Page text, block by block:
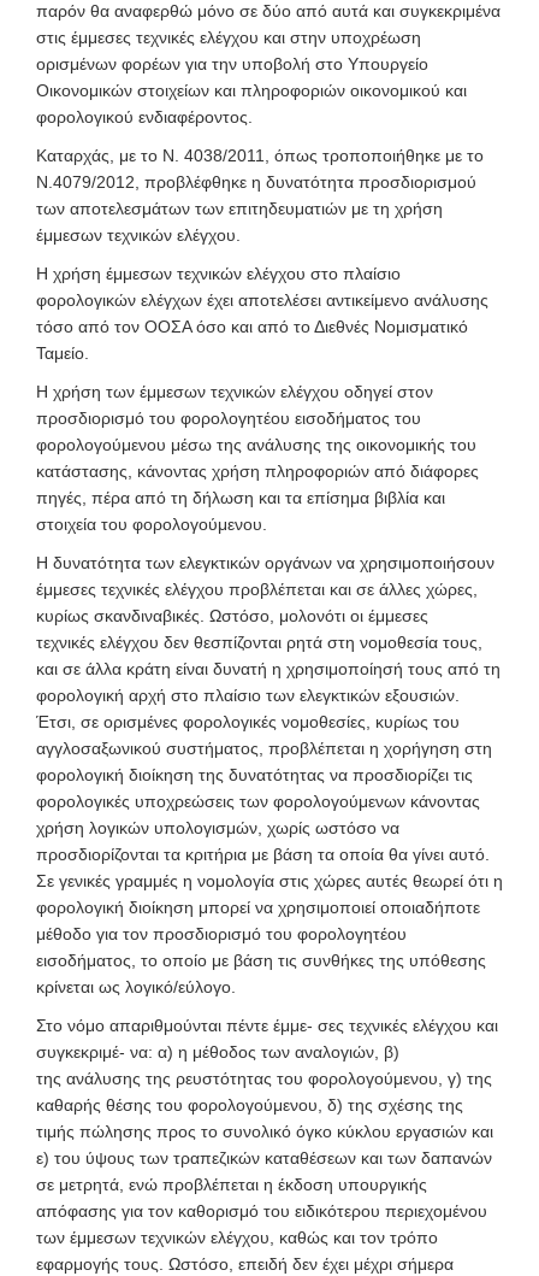
παρόν θα αναφερθώ μόνο σε δύο από αυτά και συγκεκριμένα
στις έμμεσες τεχνικές ελέγχου και στην υποχρέωση
ορισμένων φορέων για την υποβολή στο Υπουργείο
Οικονομικών στοιχείων και πληροφοριών οικονομικού και
φορολογικού ενδιαφέροντος.
Καταρχάς, με το Ν. 4038/2011, όπως τροποποιήθηκε με το
Ν.4079/2012, προβλέφθηκε η δυνατότητα προσδιορισμού
των αποτελεσμάτων των επιτηδευματιών με τη χρήση
έμμεσων τεχνικών ελέγχου.
Η χρήση έμμεσων τεχνικών ελέγχου στο πλαίσιο
φορολογικών ελέγχων έχει αποτελέσει αντικείμενο ανάλυσης
τόσο από τον ΟΟΣΑ όσο και από το Διεθνές Νομισματικό
Ταμείο.
Η χρήση των έμμεσων τεχνικών ελέγχου οδηγεί στον
προσδιορισμό του φορολογητέου εισοδήματος του
φορολογούμενου μέσω της ανάλυσης της οικονομικής του
κατάστασης, κάνοντας χρήση πληροφοριών από διάφορες
πηγές, πέρα από τη δήλωση και τα επίσημα βιβλία και
στοιχεία του φορολογούμενου.
Η δυνατότητα των ελεγκτικών οργάνων να χρησιμοποιήσουν
έμμεσες τεχνικές ελέγχου προβλέπεται και σε άλλες χώρες,
κυρίως σκανδιναβικές. Ωστόσο, μολονότι οι έμμεσες
τεχνικές ελέγχου δεν θεσπίζονται ρητά στη νομοθεσία τους,
και σε άλλα κράτη είναι δυνατή η χρησιμοποίησή τους από τη
φορολογική αρχή στο πλαίσιο των ελεγκτικών εξουσιών.
Έτσι, σε ορισμένες φορολογικές νομοθεσίες, κυρίως του
αγγλοσαξωνικού συστήματος, προβλέπεται η χορήγηση στη
φορολογική διοίκηση της δυνατότητας να προσδιορίζει τις
φορολογικές υποχρεώσεις των φορολογούμενων κάνοντας
χρήση λογικών υπολογισμών, χωρίς ωστόσο να
προσδιορίζονται τα κριτήρια με βάση τα οποία θα γίνει αυτό.
Σε γενικές γραμμές η νομολογία στις χώρες αυτές θεωρεί ότι η
φορολογική διοίκηση μπορεί να χρησιμοποιεί οποιαδήποτε
μέθοδο για τον προσδιορισμό του φορολογητέου
εισοδήματος, το οποίο με βάση τις συνθήκες της υπόθεσης
κρίνεται ως λογικό/εύλογο.
Στο νόμο απαριθμούνται πέντε έμμε- σες τεχνικές ελέγχου και
συγκεκριμέ- να: α) η μέθοδος των αναλογιών, β)
της ανάλυσης της ρευστότητας του φορολογούμενου, γ) της
καθαρής θέσης του φορολογούμενου, δ) της σχέσης της
τιμής πώλησης προς το συνολικό όγκο κύκλου εργασιών και
ε) του ύψους των τραπεζικών καταθέσεων και των δαπανών
σε μετρητά, ενώ προβλέπεται η έκδοση υπουργικής
απόφασης για τον καθορισμό του ειδικότερου περιεχομένου
των έμμεσων τεχνικών ελέγχου, καθώς και τον τρόπο
εφαρμογής τους. Ωστόσο, επειδή δεν έχει μέχρι σήμερα